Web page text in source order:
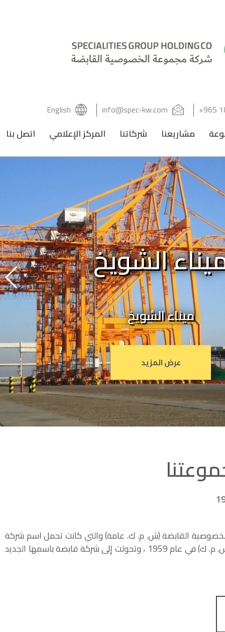
+965
info@spec-kw.com
English
مشاريعنا شركاتنا المركز الإعلامي اتصل بنا
الشويخ
ميناء الشويخ
القابضة (ش. م. ك. عامة) والتي كانت تحمل اسم شركة
الغانم للمواد الخصوصية (ش. م. ك) في عام 1959 ، وتحولت إلى شركة قابضة باسمها الجديد